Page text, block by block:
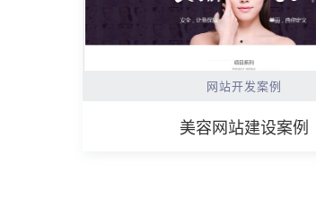
网站开发案例
美容网站建设案例